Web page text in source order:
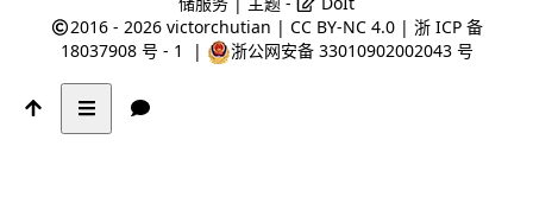
2016 - 2026 victorchutian |CC BY-NC 4.0 |浙 ICP 备
18037908 号 - 1
| 浙公网安备 33010902002043 号